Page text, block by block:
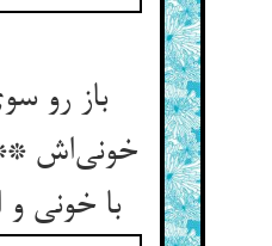
باز رو
خونی‌‌اش
با خونی و افزونی‌‌اش‌‌